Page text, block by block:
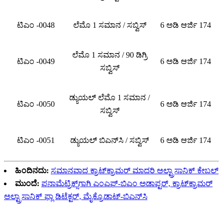
ಟಿಎಂ -0048 ಲೆಮೊ 1 ಸಮಾನ / ಸಬ್ವಿಸ್ 6 ಅಡಿ ಆರ್ಜಿ 174
ಟಿಎಂ -0049
ಲೆಮೊ 1 ಸಮಾನ / 90 ಡಿಗ್ರಿ
ಸಬ್ವಿಸ್
6 ಅಡಿ ಆರ್ಜಿ 174
ಟಿಎಂ -0050
ಡ್ಯುಯಲ್ ಲೆಮೊ 1 ಸಮಾನ /
ಸಬ್ವಿಸ್
6 ಅಡಿ ಆರ್ಜಿ 174
ಟಿಎಂ -0051 ಡ್ಯುಯಲ್ ಬಿಎನ್‌ಸಿ / ಸಬ್ವಿಸ್ 6 ಅಡಿ ಆರ್ಜಿ 174
ಹಿಂದಿನದು: ಸಮಾನವಾದ ಕ್ರಾಟ್‌ಕ್ರಾಮರ್ ಮಾದರಿ ಅಲ್ಟ್ರಾಸಾನಿಕ್ ಕೇಬಲ್
ಮುಂದೆ: ಪನಾಮೆಟ್ರಿಕ್ಸ್‌ಗಾಗಿ ಎಂಎಫ್-ಬಿಎಂ ಅಡಾಪ್ಟರ್, ಕ್ರಾಟ್‌ಕ್ರಾಮರ್
ಅಲ್ಟ್ರಾಸಾನಿಕ್ ಫ್ಲಾ ಡಿಟೆಕ್ಟರ್, ಮೈಕ್ರೊಡಾಟ್-ಬಿಎನ್‌ಸಿ